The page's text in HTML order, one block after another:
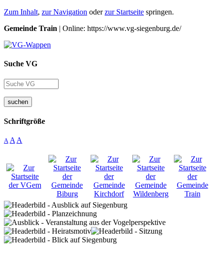
Zum Inhalt, zur Navigation oderzur Startseite springen.
Gemeinde Train | Online: https://www.vg-siegenburg.de/
Suche VG
suchen
Schriftgröße
A A A